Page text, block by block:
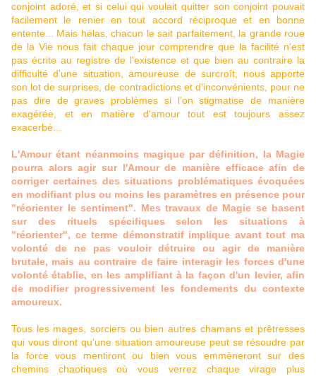
conjoint adoré, et si celui qui voulait quitter son conjoint pouvait
facilement le renier en tout accord réciproque et en bonne
entente... Mais hélas, chacun le sait parfaitement, la grande roue
de la Vie nous fait chaque jour comprendre que la facilité n'est
pas écrite au registre de l'existence et que bien au contraire la
difficulté d'une situation, amoureuse de surcroît, nous apporte
son lot de surprises, de contradictions et d'inconvénients, pour ne
pas dire de graves problèmes si l'on stigmatise de manière
exagérée, et en matière d'amour tout est toujours assez
exacerbé...
L'Amour étant néanmoins magique par définition, la Magie
pourra alors agir sur l'Amour de manière efficace afin de
corriger certaines des situations problématiques évoquées
en modifiant plus ou moins les paramètres en présence pour
"réorienter le sentiment". Mes travaux de Magie se basent
sur des rituels spécifiques selon les situations à
"réorienter", ce terme démonstratif implique avant tout ma
volonté de ne pas vouloir détruire ou agir de manière
brutale, mais au contraire de faire interagir les forces d'une
volonté établie, en les amplifiant à la façon d'un levier, afin
de modifier progressivement les fondements du contexte
amoureux.
Tous les mages, sorciers ou bien autres chamans et prêtresses
qui vous diront qu'une situation amoureuse peut se résoudre par
la force vous mentiront ou bien vous emmèneront sur des
chemins chaotiques où vous verrez chaque virage plus